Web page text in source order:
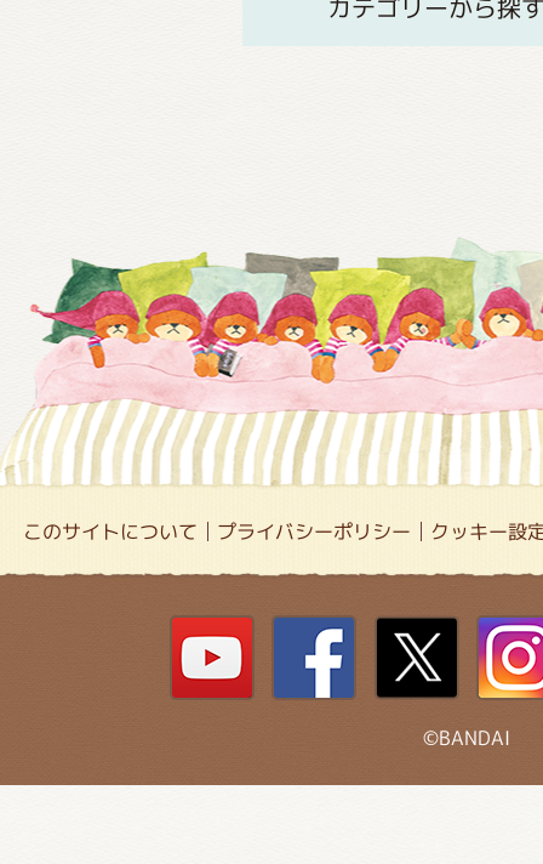
カテゴリーから探
このサイトについて プライバシーポリシー クッキー設
©BANDAI